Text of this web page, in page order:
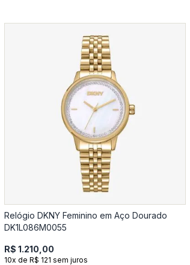
Relógio DKNY Feminino em Aço Dourado
DK1L086M0055
R$ 1.210,00
10x de R$ 121 sem juros